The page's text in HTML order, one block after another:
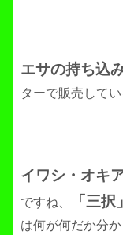
エサの持ち込
ターで販売して
イワシ・オキ
ですね、
「三択」
は何が何だか分